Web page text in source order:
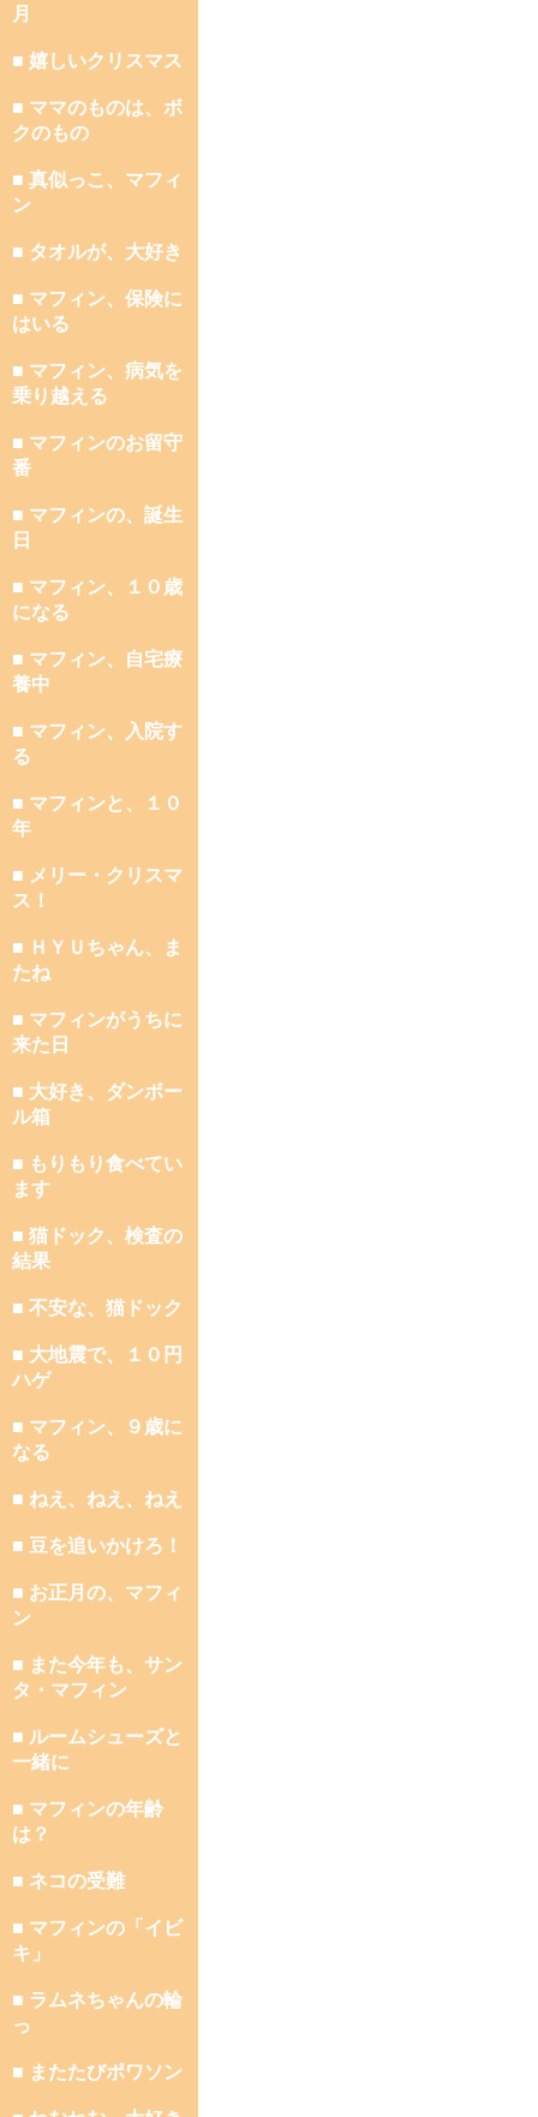
月
■ 嬉しいクリスマス
■ ママのものは、ボ
クのもの
■ 真似っこ、マフィ
ン
■ タオルが、大好き
■ マフィン、保険に
はいる
■ マフィン、病気を
乗り越える
■ マフィンのお留守
番
■ マフィンの、誕生
日
■ マフィン、１０歳
になる
■ マフィン、自宅療
養中
■ マフィン、入院す
る
■ マフィンと、１０
年
■ メリー・クリスマ
ス！
■ ＨＹＵちゃん、ま
たね
■ マフィンがうちに
来た日
■ 大好き、ダンボー
ル箱
■ もりもり食べてい
ます
■ 猫ドック、検査の
結果
■ 不安な、猫ドック
■ 大地震で、１０円
ハゲ
■ マフィン、９歳に
なる
■ ねえ、ねえ、ねえ
■ 豆を追いかけろ！
■ お正月の、マフィ
ン
■ また今年も、サン
タ・マフィン
■ ルームシューズと
一緒に
■ マフィンの年齢
は？
■ ネコの受難
■ マフィンの「イビ
キ」
■ ラムネちゃんの輪
っ
■ またたびポワソン